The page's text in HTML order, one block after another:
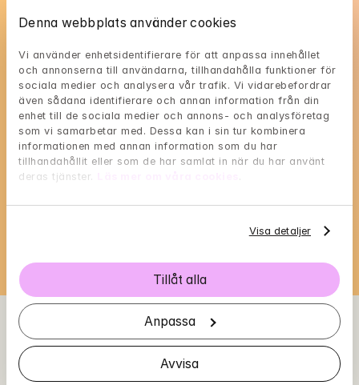
Denna webbplats använder cookies
Vi använder enhetsidentifierare för att anpassa innehållet
och annonserna till användarna, tillhandahålla funktioner för
sociala medier och analysera vår trafik. Vi vidarebefordrar
även sådana identifierare och annan information från din
enhet till de sociala medier och annons- och analysföretag
som vi samarbetar med. Dessa kan i sin tur kombinera
informationen med annan information som du har
tillhandahållit eller som de har samlat in när du har använt
deras tjänster.
Visa detaljer
Tillåt alla
Anpassa
Avvisa
Engelska
Martins tillgänglighet
Välj en tid som passar dig, och reservera med